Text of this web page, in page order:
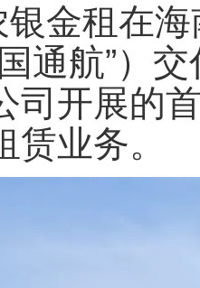
银金租在
通航”）
司开展的
业务。